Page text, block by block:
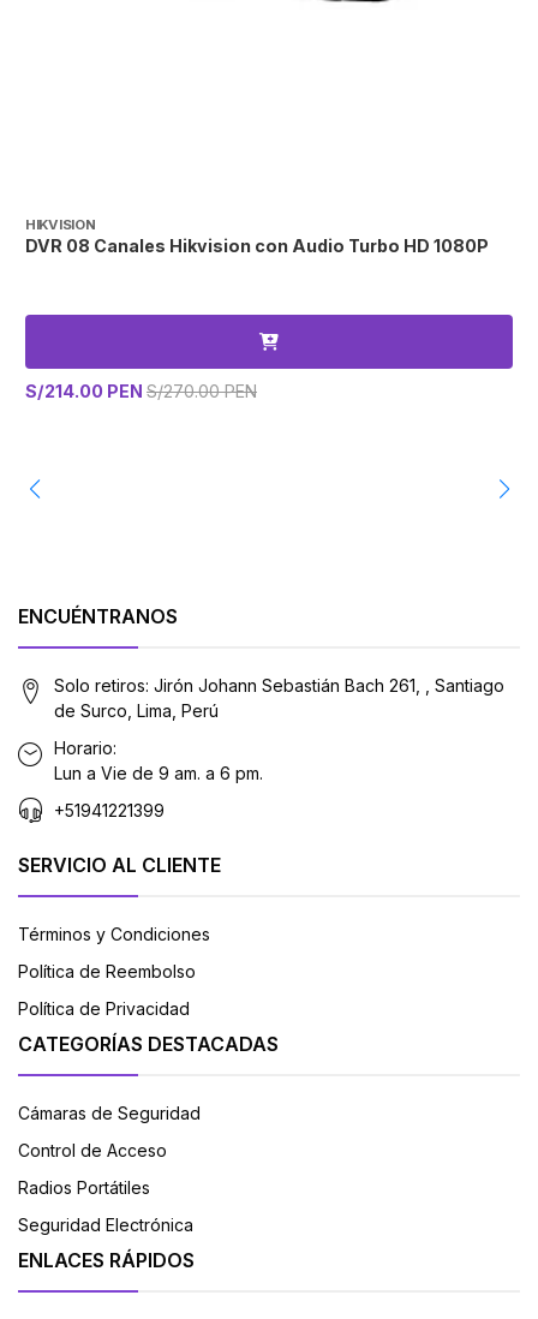
HIKVISION
DVR 08 Canales Hikvision con Audio Turbo HD 1080P
S/214.00 PEN S/270.00 PEN
ENCUÉNTRANOS
Solo retiros: Jirón Johann Sebastián Bach 261, , Santiago
de Surco, Lima, Perú
Horario:
Lun a Vie de 9 am. a 6 pm.
+51941221399
SERVICIO AL CLIENTE
Términos y Condiciones
Política de Reembolso
Política de Privacidad
CATEGORÍAS DESTACADAS
Cámaras de Seguridad
Control de Acceso
Radios Portátiles
Seguridad Electrónica
ENLACES RÁPIDOS